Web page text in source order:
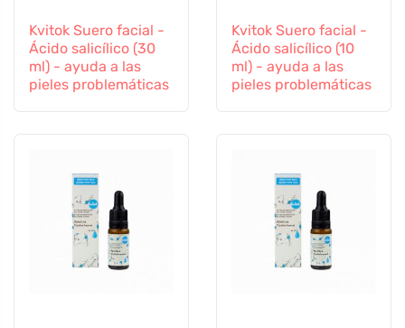
Kvitok Suero facial -
Ácido salicílico (30
ml) - ayuda a las
pieles problemáticas
Kvitok Suero facial -
Ácido salicílico (10
ml) - ayuda a las
pieles problemáticas